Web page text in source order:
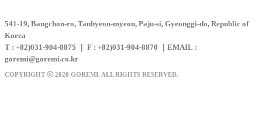
541-19, Bangchon-ro, Tanhyeon-myeon, Paju-si, Gyeonggi-do, Republic of
Korea
T : +82)031-904-8875 ｜ F : +82)031-904-8870 ｜ EMAIL :
goremi@goremi.co.kr
COPYRIGHT ⓒ 2020 GOREMI. ALL RIGHTS RESERVED.